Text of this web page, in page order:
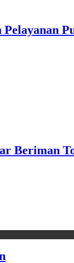
Pelayanan
Beriman